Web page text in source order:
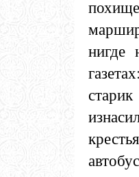
нигде